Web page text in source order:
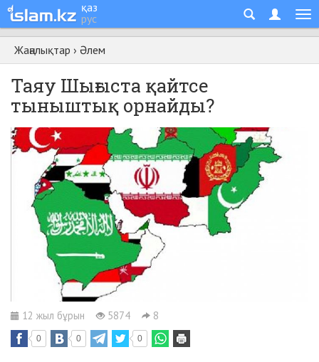
қаз
рус
Жаңалықтар › Әлем
Таяу Шығыста қайтсе
тыныштық орнайды?
12 жыл бұрын 5874 8
0 0 0